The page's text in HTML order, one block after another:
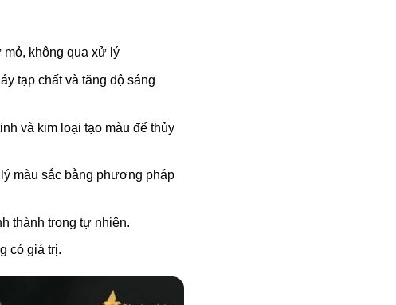
không qua xử lý
tạp chất và tăng độ sáng
và kim loại tạo màu để thủy
màu sắc bằng phương pháp
thành trong tự nhiên.
có giá trị.